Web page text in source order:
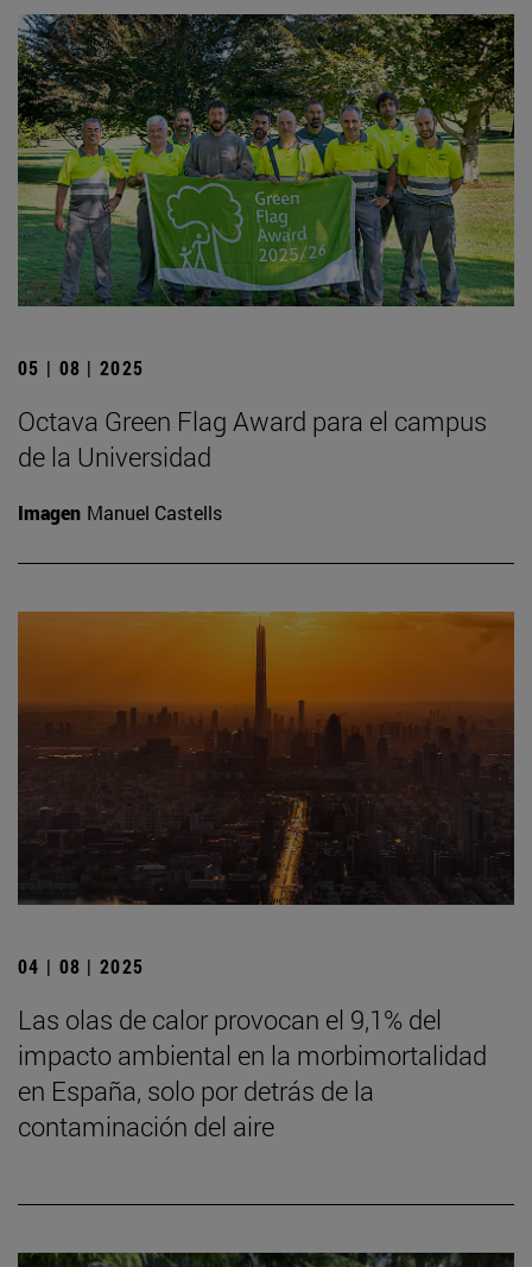
05 | 08 | 2025
Octava Green Flag Award para el campus
de la Universidad
Imagen Manuel Castells
04 | 08 | 2025
Las olas de calor provocan el 9,1% del
impacto ambiental en la morbimortalidad
en España, solo por detrás de la
contaminación del aire